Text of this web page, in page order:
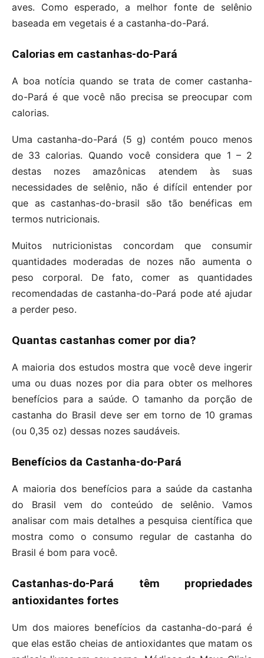
aves. Como esperado, a melhor fonte de selênio
baseada em vegetais é a castanha-do-Pará.
Calorias em castanhas-do-Pará
A boa notícia quando se trata de comer castanha-
do-Pará é que você não precisa se preocupar com
calorias.
Uma castanha-do-Pará (5 g) contém pouco menos
de 33 calorias. Quando você considera que 1 – 2
destas nozes amazônicas atendem às suas
necessidades de selênio, não é difícil entender por
que as castanhas-do-brasil são tão benéficas em
termos nutricionais.
Muitos nutricionistas concordam que consumir
quantidades moderadas de nozes não aumenta o
peso corporal. De fato, comer as quantidades
recomendadas de castanha-do-Pará pode até ajudar
a perder peso.
Quantas castanhas comer por dia?
A maioria dos estudos mostra que você deve ingerir
uma ou duas nozes por dia para obter os melhores
benefícios para a saúde. O tamanho da porção de
castanha do Brasil deve ser em torno de 10 gramas
(ou 0,35 oz) dessas nozes saudáveis.
Benefícios da Castanha-do-Pará
A maioria dos benefícios para a saúde da castanha
do Brasil vem do conteúdo de selênio. Vamos
analisar com mais detalhes a pesquisa científica que
mostra como o consumo regular de castanha do
Brasil é bom para você.
Castanhas-do-Pará têm propriedades
antioxidantes fortes
Um dos maiores benefícios da castanha-do-pará é
que elas estão cheias de antioxidantes que matam os